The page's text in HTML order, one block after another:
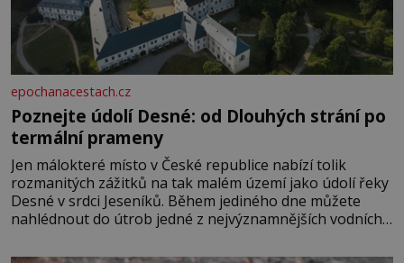
epochanacestach.cz
Poznejte údolí Desné: od Dlouhých strání po
termální prameny
Jen málokteré místo v České republice nabízí tolik
rozmanitých zážitků na tak malém území jako údolí řeky
Desné v srdci Jeseníků. Během jediného dne můžete
nahlédnout do útrob jedné z nejvýznamnějších vodních
se na koloběžce a den zakončit poznáváním památek ve